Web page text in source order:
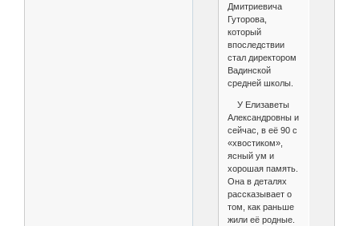
Дмитриевича
Гуторова,
который
впоследствии
стал директором
Вадинской
средней школы.
У Елизаветы
Александровны и
сейчас, в её 90 с
«хвостиком»,
ясный ум и
хорошая память.
Она в деталях
рассказывает о
том, как раньше
жили её родные.